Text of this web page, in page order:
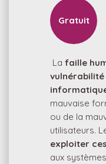
Gratuit
La faille
mauvaise
ou de la
utilisateurs.
exploiter
aux